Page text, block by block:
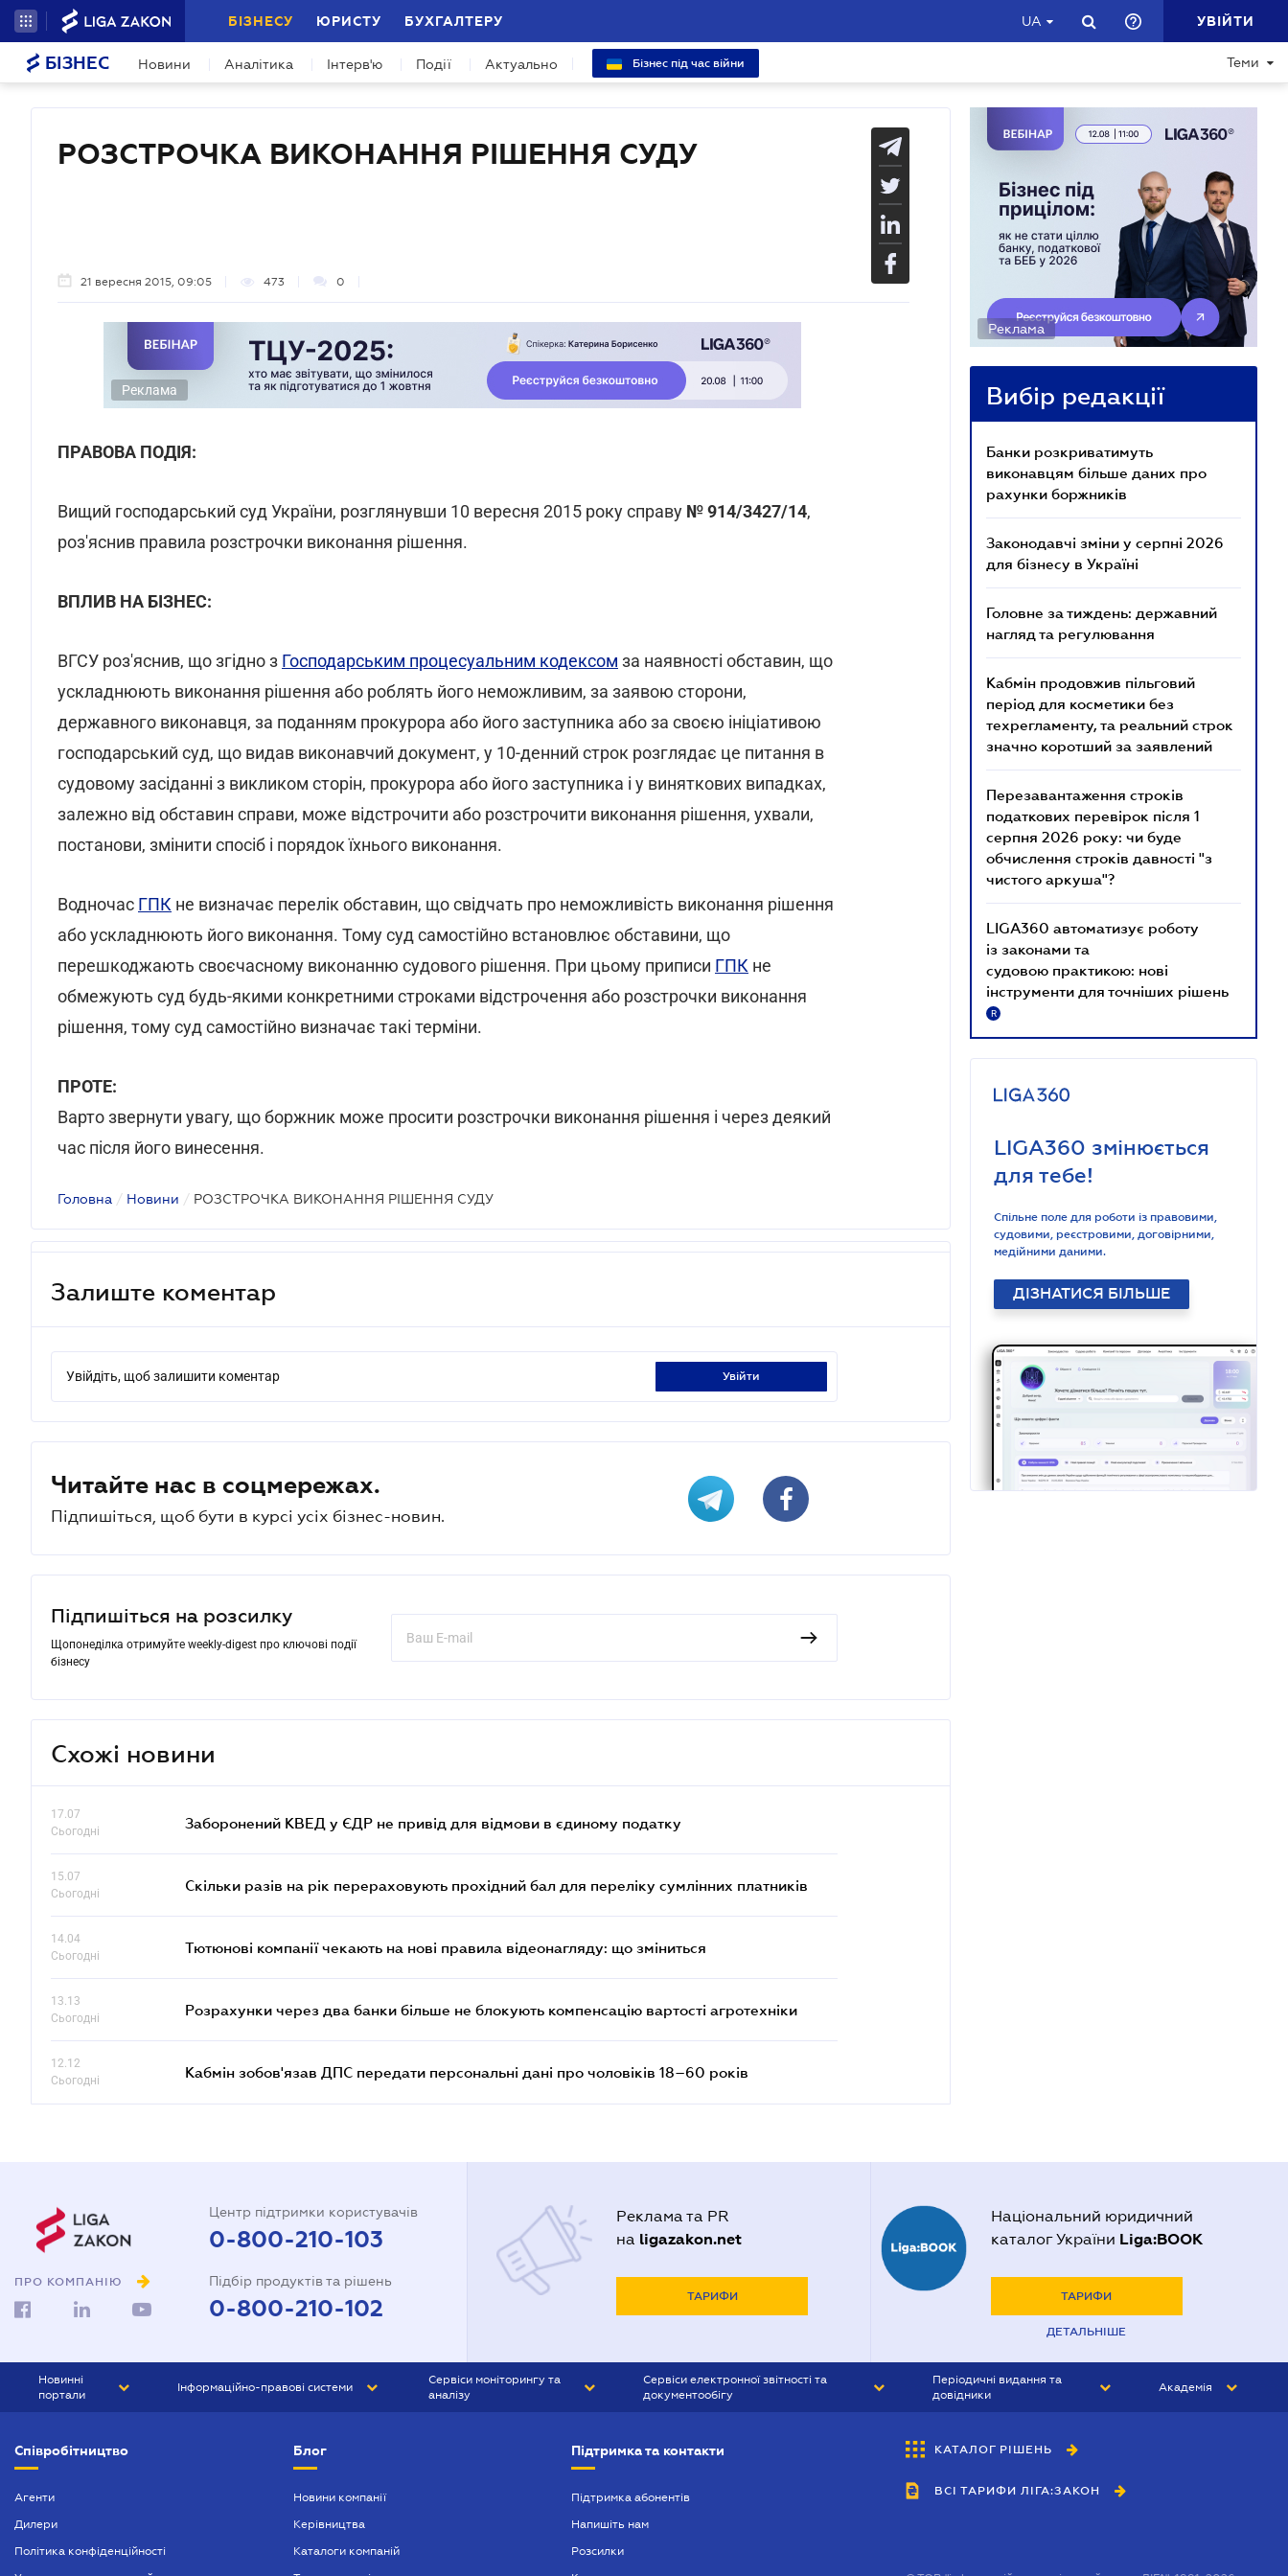
БІЗНЕСУ ЮРИСТУ БУХГАЛТЕРУ UA УВІЙТИ
БІЗНЕС Новини Аналітика Інтерв'ю Події Актуально Бізнес під час війни Теми
РОЗСТРОЧКА ВИКОНАННЯ РІШЕННЯ СУДУ
21 вересня 2015, 09:05 473 0
Реклама
ПРАВОВА ПОДІЯ:
Вищий господарський суд України, розглянувши 10 вересня 2015 року справу № 914/3427/14,
роз'яснив правила розстрочки виконання рішення.
ВПЛИВ НА БІЗНЕС:
ВГСУ роз'яснив, що згідно з Господарським процесуальним кодексом за наявності обставин, що
ускладнюють виконання рішення або роблять його неможливим, за заявою сторони,
державного виконавця, за поданням прокурора або його заступника або за своєю ініціативою
господарський суд, що видав виконавчий документ, у 10-денний строк розглядає це питання в
судовому засіданні з викликом сторін, прокурора або його заступника і у виняткових випадках,
залежно від обставин справи, може відстрочити або розстрочити виконання рішення, ухвали,
постанови, змінити спосіб і порядок їхнього виконання.
Водночас ГПК не визначає перелік обставин, що свідчать про неможливість виконання рішення
або ускладнюють його виконання. Тому суд самостійно встановлює обставини, що
перешкоджають своєчасному виконанню судового рішення. При цьому приписи ГПК не
обмежують суд будь-якими конкретними строками відстрочення або розстрочки виконання
рішення, тому суд самостійно визначає такі терміни.
ПРОТЕ:
Варто звернути увагу, що боржник може просити розстрочки виконання рішення і через деякий
час після його винесення.
Головна / Новини / РОЗСТРОЧКА ВИКОНАННЯ РІШЕННЯ СУДУ
Залиште коментар
Увійдіть, щоб залишити коментар увійти
Читайте нас в соцмережах.
Підпишіться, щоб бути в курсі усіх бізнес-новин.
Підпишіться на розсилку
Щопонеділка отримуйте weekly-digest про ключові події
бізнесу
Схожі новини
17.07
Сьогодні
Заборонений КВЕД у ЄДР не привід для відмови в єдиному податку
15.07
Сьогодні
Скільки разів на рік перераховують прохідний бал для переліку сумлінних платників
14.04
Сьогодні
Тютюнові компанії чекають на нові правила відеонагляду: що зміниться
13.13
Сьогодні
Розрахунки через два банки більше не блокують компенсацію вартості агротехніки
12.12
Сьогодні
Кабмін зобов'язав ДПС передати персональні дані про чоловіків 18–60 років
Реклама
Вибір редакції
Банки розкриватимуть
виконавцям більше даних про
рахунки боржників
Законодавчі зміни у серпні 2026
для бізнесу в Україні
Головне за тиждень: державний
нагляд та регулювання
Кабмін продовжив пільговий
період для косметики без
техрегламенту, та реальний строк
значно коротший за заявлений
Перезавантаження строків
податкових перевірок після 1
серпня 2026 року: чи буде
обчислення строків давності "з
чистого аркуша"?
LIGA360 автоматизує роботу
із законами та
судовою практикою: нові
інструменти для точніших рішень
R
LIGA360 змінюється
для тебе!
Спільне поле для роботи із правовими,
судовими, реєстровими, договірними,
медійними даними.
ДІЗНАТИСЯ БІЛЬШЕ
ПРО КОМПАНІЮ
Центр підтримки користувачів
0-800-210-103
Підбір продуктів та рішень
0-800-210-102
Реклама та PR
на ligazakon.net
ТАРИФИ
Національний юридичний
каталог України Liga:BOOK
ТАРИФИ
ДЕТАЛЬНІШЕ
Новинні
портали
БІЗНЕС
Інформаційно-правові системи
БУХГАЛТЕР ПРОФ
Сервіси моніторингу та
аналізу
Сервіси електронної звітності та
документообігу
Періодичні видання та
довідники
БУХГАЛТЕР&ЗАКОН
ВІСНИК МСФЗ
Академія
Співробітництво
Агенти
Дилери
Політика конфіденційності
Блог
Новини компанії
Керівництва
Каталоги компаній
Підтримка та контакти
Підтримка абонентів
Напишіть нам
Розсилки
КАТАЛОГ РІШЕНЬ
ВСІ ТАРИФИ ЛІГА:ЗАКОН